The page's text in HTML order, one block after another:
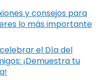
y consejos para
lo más importante
el Día del
¡Demuestra tu